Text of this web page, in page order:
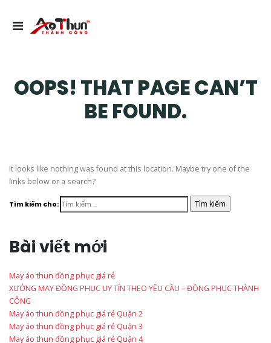
OOPS! THAT PAGE CAN’T
BE FOUND.
It looks like nothing was found at this location. Maybe try one of the
links below or a search?
Tìm kiếm cho:
Bài viết mới
May áo thun đồng phục giá rẻ
XƯỞNG MAY ĐỒNG PHỤC UY TÍN THEO YÊU CẦU – ĐỒNG PHỤC THÀNH
CÔNG
May áo thun đồng phục giá rẻ Quận 2
May áo thun đồng phục giá rẻ Quận 3
May áo thun đồng phục giá rẻ Quận 4